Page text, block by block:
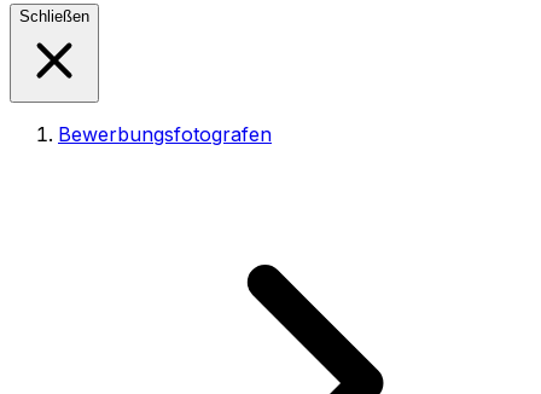
Schließen
Bewerbungsfotografen